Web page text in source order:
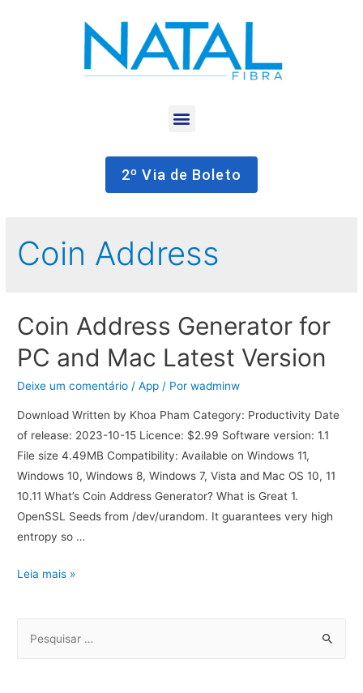
2º Via de Boleto
Coin Address
Coin Address Generator for
PC and Mac Latest Version
Deixe um comentário /App / Porwadminw
Download Written by Khoa Pham Category: Productivity Date
of release: 2023-10-15 Licence: $2.99 Software version: 1.1
File size 4.49MB Compatibility: Available on Windows 11,
Windows 10, Windows 8, Windows 7, Vista and Mac OS 10, 11
10.11 What’s Coin Address Generator? What is Great 1.
OpenSSL Seeds from /dev/urandom. It guarantees very high
entropy so …
Leia mais »